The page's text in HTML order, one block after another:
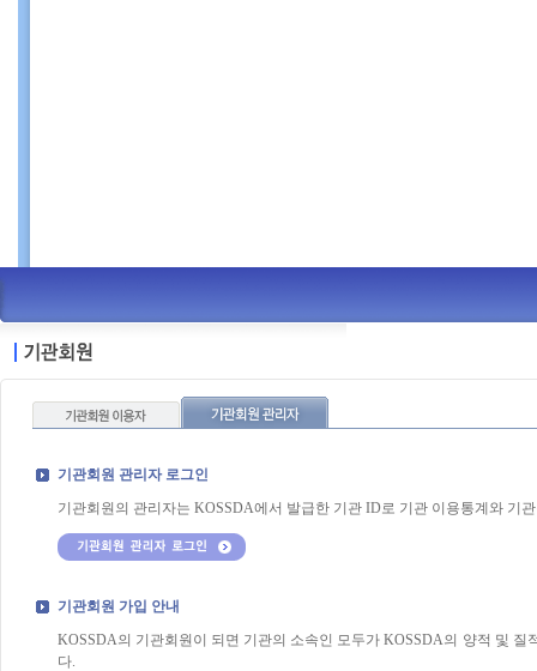
기관회원 관리자 로그인
기관회원의 관리자는 KOSSDA에서 발급한 기관 ID로 기관 이용통계와 기
기관회원 가입 안내
KOSSDA의 기관회원이 되면 기관의 소속인 모두가 KOSSDA의 양적 및 질
다.